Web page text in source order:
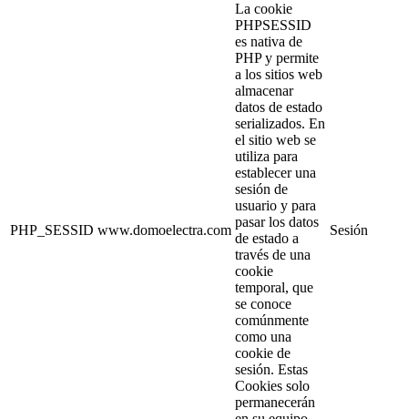
PHP_SESSID www.domoelectra.com
La cookie
PHPSESSID
es nativa de
PHP y permite
a los sitios web
almacenar
datos de estado
serializados. En
el sitio web se
utiliza para
establecer una
sesión de
usuario y para
pasar los datos
de estado a
través de una
cookie
temporal, que
se conoce
comúnmente
como una
cookie de
sesión. Estas
Cookies solo
permanecerán
Sesión